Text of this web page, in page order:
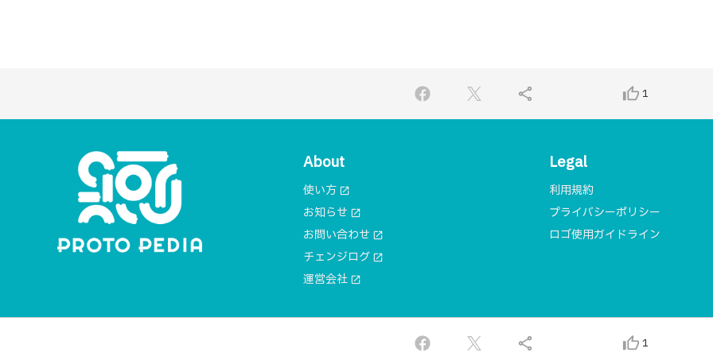
share thumb_up_alt 1
share thumb_up_alt 1
About
使い方 open_in_new
お知らせ open_in_new
お問い合わせ open_in_new
チェンジログ open_in_new
運営会社 open_in_new
Legal
利用規約
プライバシーポリシー
ロゴ使用ガイドライン
© 2018 一般社団法人MA